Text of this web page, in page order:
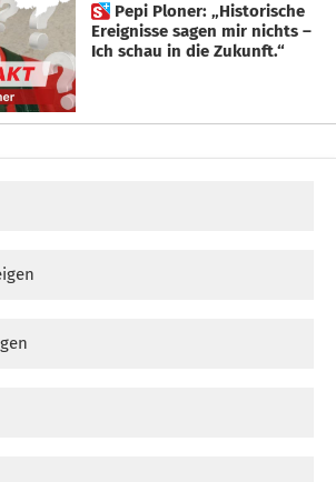
 Pepi Ploner: „Historische
Ereignisse sagen mir nichts –
Ich schau in die Zukunft.“